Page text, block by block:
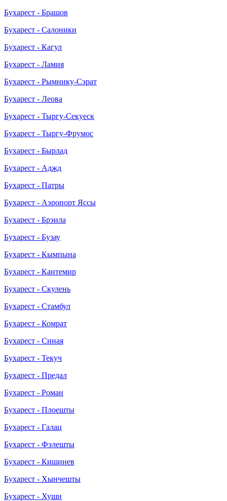
Бухарест - Брашов
Бухарест - Салоники
Бухарест - Кагул
Бухарест - Ламия
Бухарест - Рымнику-Сэрат
Бухарест - Леова
Бухарест - Тыргу-Секуеск
Бухарест - Тыргу-Фрумос
Бухарест - Бырлад
Бухарест - Аджд
Бухарест - Патры
Бухарест - Аэропорт Яссы
Бухарест - Брэила
Бухарест - Бузау
Бухарест - Кымпына
Бухарест - Кантемир
Бухарест - Скулень
Бухарест - Стамбул
Бухарест - Комрат
Бухарест - Синая
Бухарест - Текуч
Бухарест - Предал
Бухарест - Роман
Бухарест - Плоешты
Бухарест - Галац
Бухарест - Фэлешты
Бухарест - Кишинев
Бухарест - Хынчешты
Бухарест - Хуши